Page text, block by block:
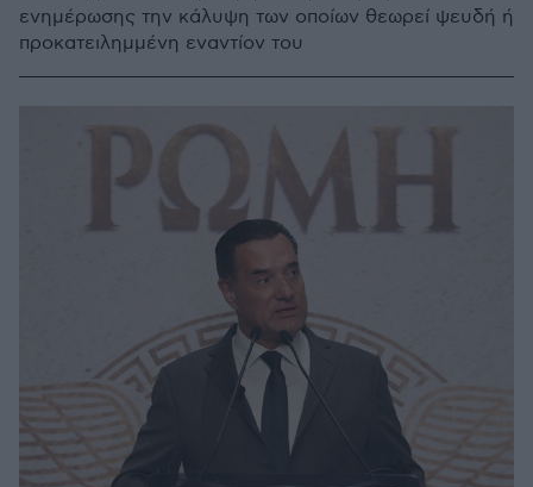
ενημέρωσης την κάλυψη των οποίων θεωρεί ψευδή ή
προκατειλημμένη εναντίον του